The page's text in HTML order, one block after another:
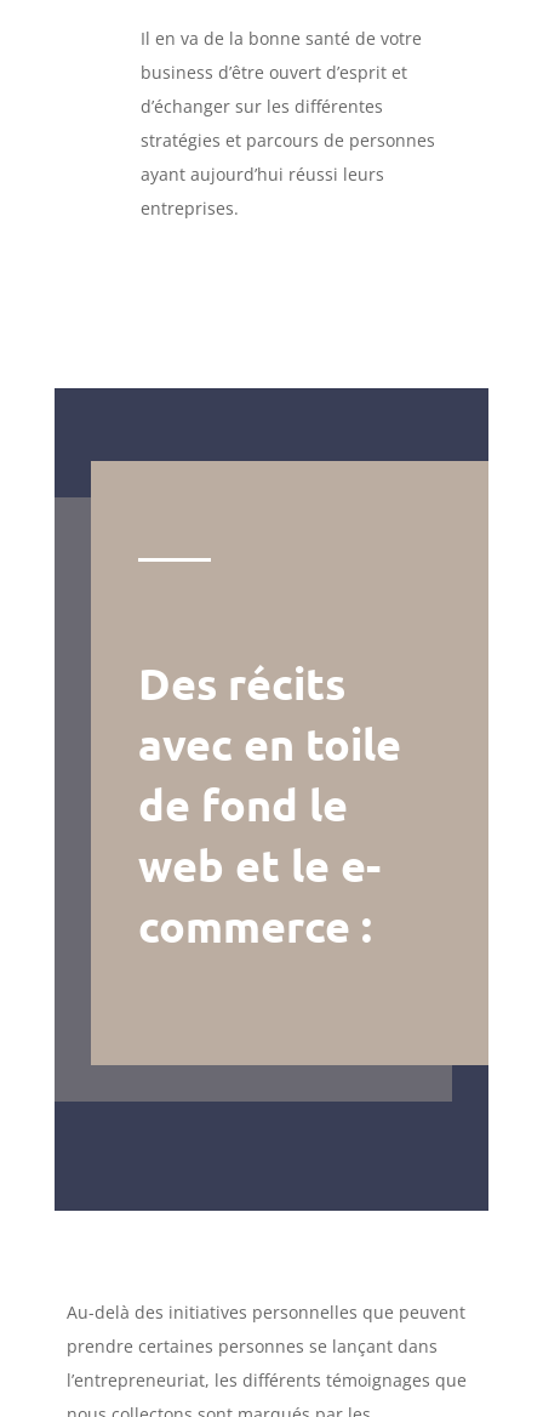
Il en va de la bonne santé de votre
business d’être ouvert d’esprit et
d’échanger sur les différentes
stratégies et parcours de personnes
ayant aujourd’hui réussi leurs
entreprises.
Des récits
avec en toile
de fond le
web et le e-
commerce :
Au-delà des initiatives personnelles que peuvent
prendre certaines personnes se lançant dans
l’entrepreneuriat, les différents témoignages que